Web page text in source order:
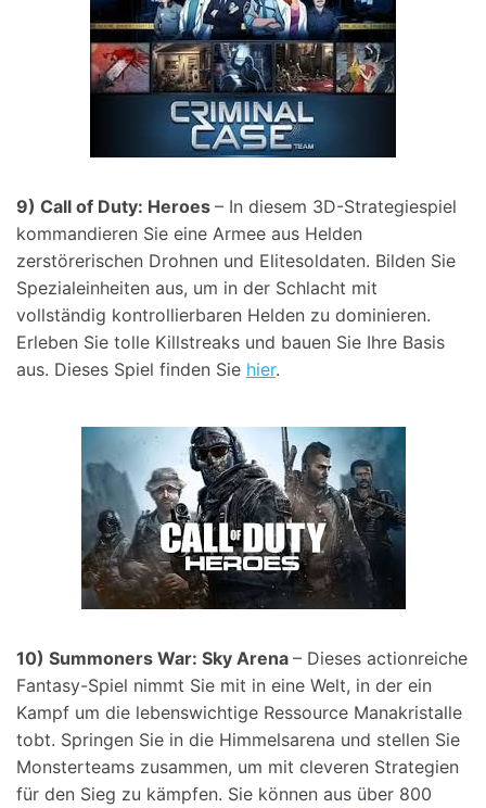
9) Call of Duty: Heroes – In diesem 3D-Strategiespiel
kommandieren Sie eine Armee aus Helden
zerstörerischen Drohnen und Elitesoldaten. Bilden Sie
Spezialeinheiten aus, um in der Schlacht mit
vollständig kontrollierbaren Helden zu dominieren.
Erleben Sie tolle Killstreaks und bauen Sie Ihre Basis
aus. Dieses Spiel finden Sie hier.
10) Summoners War: Sky Arena – Dieses actionreiche
Fantasy-Spiel nimmt Sie mit in eine Welt, in der ein
Kampf um die lebenswichtige Ressource Manakristalle
tobt. Springen Sie in die Himmelsarena und stellen Sie
Monsterteams zusammen, um mit cleveren Strategien
für den Sieg zu kämpfen. Sie können aus über 800